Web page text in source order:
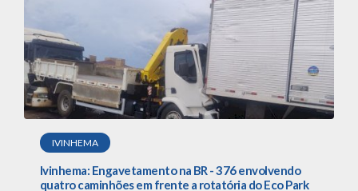
IVINHEMA
Ivinhema: Engavetamento na BR - 376 envolvendo
quatro caminhões em frente a rotatória do Eco Park